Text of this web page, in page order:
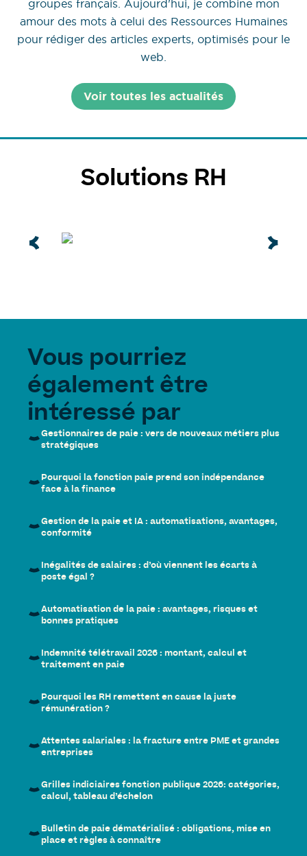
groupes français. Aujourd'hui, je combine mon
amour des mots à celui des Ressources Humaines
pour rédiger des articles experts, optimisés pour le
web.
Voir toutes les actualités
Solutions RH
Vous pourriez
également être
intéressé par
Gestionnaires de paie : vers de nouveaux métiers plus
stratégiques
Pourquoi la fonction paie prend son indépendance
face à la finance
Gestion de la paie et IA : automatisations, avantages,
conformité
Inégalités de salaires : d’où viennent les écarts à
poste égal ?
Automatisation de la paie : avantages, risques et
bonnes pratiques
Indemnité télétravail 2026 : montant, calcul et
traitement en paie
Pourquoi les RH remettent en cause la juste
rémunération ?
Attentes salariales : la fracture entre PME et grandes
entreprises
Grilles indiciaires fonction publique 2026: catégories,
calcul, tableau d’échelon
Bulletin de paie dématérialisé : obligations, mise en
place et règles à connaître